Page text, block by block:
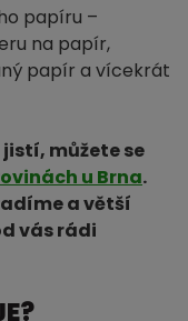
papíru –
na papír,
papír a vícekrát
můžete se
u Brna.
a větší
vás rádi